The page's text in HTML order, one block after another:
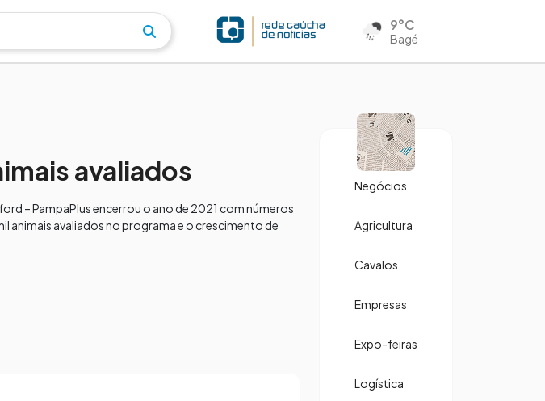
9°C
Bagé
avaliados
– PampaPlus encerrou o ano de 2021 com números
animais avaliados no programa e o crescimento de
Negócios
Agricultura
Cavalos
Empresas
Expo-feiras
Logística